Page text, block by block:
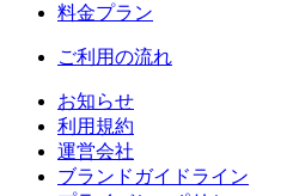
料金プラン
ご利用の流れ
お知らせ
利用規約
運営会社
ブランドガイドライン